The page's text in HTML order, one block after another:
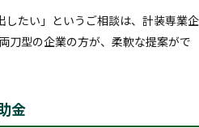
したい」というご相談は、計装専業企
刀型の企業の方が、柔軟な提案がで
金